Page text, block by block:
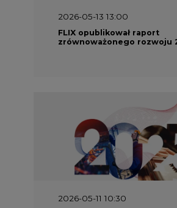
2026-05-13 13:00
FLIX opublikował raport
zrównoważonego rozwoju
2026-05-11 10:30